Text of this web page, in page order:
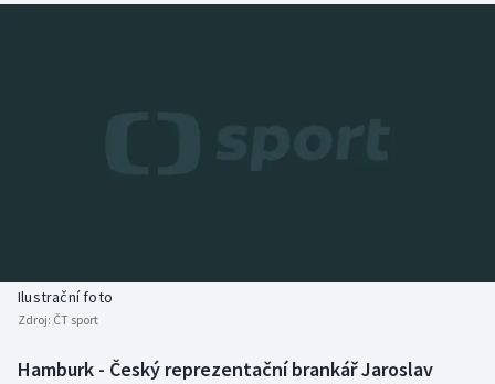
Biatlon
Aplikace ČT sport
Ilustrační foto
Zdroj: ČT sport
Hamburk - Český reprezentační brankář Jaroslav